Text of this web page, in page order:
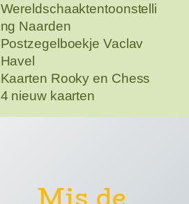
Wereldschaaktentoonstelli
ng Naarden
Postzegelboekje Vaclav
Havel
Kaarten Rooky en Chess
4 nieuw kaarten